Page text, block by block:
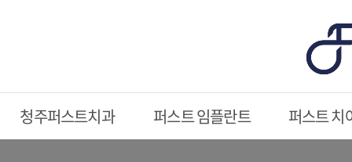
청주퍼스트치과 퍼스트 임플란트 퍼스트 치